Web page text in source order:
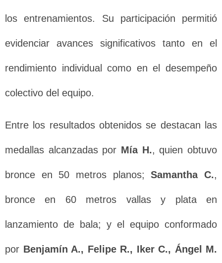
los entrenamientos. Su participación permitió
evidenciar avances significativos tanto en el
rendimiento individual como en el desempeño
colectivo del equipo.
Entre los resultados obtenidos se destacan las
medallas alcanzadas por Mía H., quien obtuvo
bronce en 50 metros planos;Samantha C.,
bronce en 60 metros vallas y plata en
lanzamiento de bala; y el equipo conformado
por Benjamín A., Felipe R., Iker C., Ángel M.